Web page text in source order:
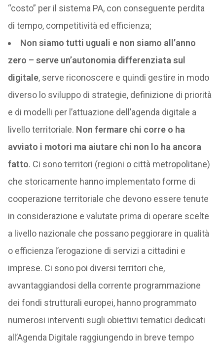
“costo” per il sistema PA, con conseguente perdita
di tempo, competitività ed efficienza;
Non siamo tutti uguali e non siamo all’anno
zero – serve un’autonomia differenziata sul
digitale, serve riconoscere e quindi gestire in modo
diverso lo sviluppo di strategie, definizione di priorità
e di modelli per l’attuazione dell’agenda digitale a
livello territoriale. Non fermare chi corre o ha
avviato i motori ma aiutare chi non lo ha ancora
fatto. Ci sono territori (regioni o città metropolitane)
che storicamente hanno implementato forme di
cooperazione territoriale che devono essere tenute
in considerazione e valutate prima di operare scelte
a livello nazionale che possano peggiorare in qualità
o efficienza l’erogazione di servizi a cittadini e
imprese. Ci sono poi diversi territori che,
avvantaggiandosi della corrente programmazione
dei fondi strutturali europei, hanno programmato
numerosi interventi sugli obiettivi tematici dedicati
all’Agenda Digitale raggiungendo in breve tempo